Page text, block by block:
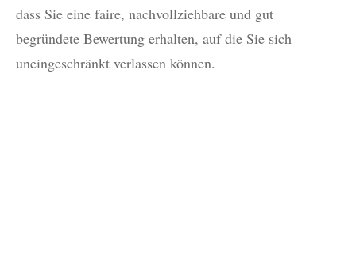
dass Sie eine faire, nachvollziehbare und gut
begründete Bewertung erhalten, auf die Sie sich
uneingeschränkt verlassen können.